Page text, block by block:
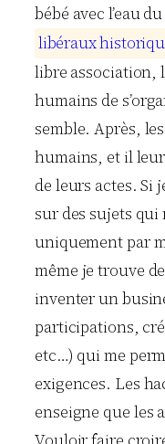
bébé avec l’eau
libérauxhistoriqu
libre association,
humains de
semble. Après,
humains, et il
de leurs actes. Si
sur des sujets
uniquement par
même je trouve
inventer un
participations,
etc…) qui me
exigences. Les
enseigne que les